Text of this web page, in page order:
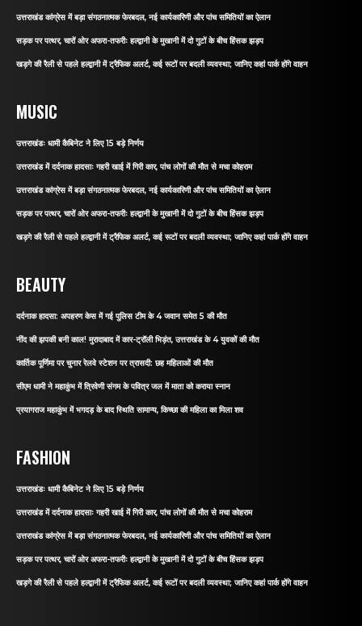
उत्तराखंड कांग्रेस में बड़ा संगठनात्मक फेरबदल, नई कार्यकारिणी और पांच समितियों का ऐलान
सड़क पर पत्थर, चारों ओर अफरा-तफरीः हल्द्वानी के मुखानी में दो गुटों के बीच हिंसक झड़प
खड़गे की रैली से पहले हल्द्वानी में ट्रैफिक अलर्ट, कई रूटों पर बदली व्यवस्था; जानिए कहां पार्क होंगे वाहन
MUSIC
उत्तराखंडः धामी कैबिनेट ने लिए 15 बड़े निर्णय
उत्तराखंड में दर्दनाक हादसाः गहरी खाई में गिरी कार, पांच लोगों की मौत से मचा कोहराम
उत्तराखंड कांग्रेस में बड़ा संगठनात्मक फेरबदल, नई कार्यकारिणी और पांच समितियों का ऐलान
सड़क पर पत्थर, चारों ओर अफरा-तफरीः हल्द्वानी के मुखानी में दो गुटों के बीच हिंसक झड़प
खड़गे की रैली से पहले हल्द्वानी में ट्रैफिक अलर्ट, कई रूटों पर बदली व्यवस्था; जानिए कहां पार्क होंगे वाहन
BEAUTY
दर्दनाक हादसा: अपहरण केस में गई पुलिस टीम के 4 जवान समेत 5 की मौत
नींद की झपकी बनी काल! मुरादाबाद में कार-ट्रॉली भिड़ंत, उत्तराखंड के 4 युवकों की मौत
कार्तिक पूर्णिमा पर चुनार रेलवे स्टेशन पर त्रासदी: छह महिलाओं की मौत
सीएम धामी ने महाकुंभ में त्रिवेणी संगम के पवित्र जल में माता को कराया स्नान
प्रयागराज महाकुंभ में भगदड़ के बाद स्थिति सामान्य, किच्छा की महिला का मिला शव
FASHION
उत्तराखंडः धामी कैबिनेट ने लिए 15 बड़े निर्णय
उत्तराखंड में दर्दनाक हादसाः गहरी खाई में गिरी कार, पांच लोगों की मौत से मचा कोहराम
उत्तराखंड कांग्रेस में बड़ा संगठनात्मक फेरबदल, नई कार्यकारिणी और पांच समितियों का ऐलान
सड़क पर पत्थर, चारों ओर अफरा-तफरीः हल्द्वानी के मुखानी में दो गुटों के बीच हिंसक झड़प
खड़गे की रैली से पहले हल्द्वानी में ट्रैफिक अलर्ट, कई रूटों पर बदली व्यवस्था; जानिए कहां पार्क होंगे वाहन